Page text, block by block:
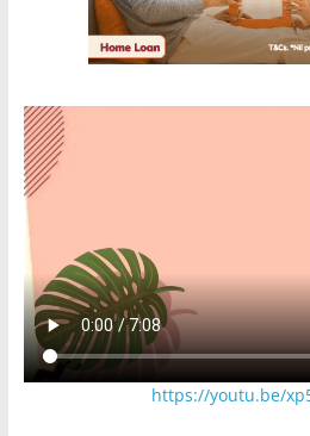
https://youtu.be/